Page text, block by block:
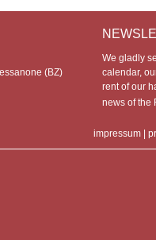
(BZ)
We gladly
calendar,
rent of our
news of
impressum